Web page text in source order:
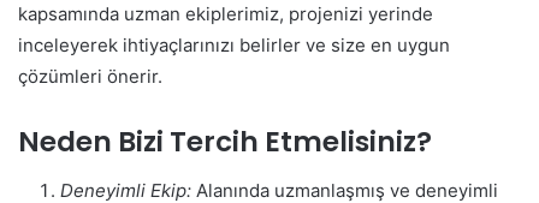
kapsamında uzman ekiplerimiz, projenizi yerinde
inceleyerek ihtiyaçlarınızı belirler ve size en uygun
çözümleri önerir.
Neden Bizi Tercih Etmelisiniz?
Deneyimli Ekip: Alanında uzmanlaşmış ve deneyimli